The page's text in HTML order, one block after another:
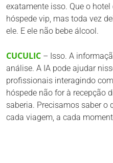
exatamente isso. Que o
hóspede vip, mas toda vez
ele. E ele não bebe álcool.
CUCULIC – Isso. A
análise. A IA pode ajudar
profissionais interagindo
hóspede não for à recepção
saberia. Precisamos saber o
cada viagem, a cada